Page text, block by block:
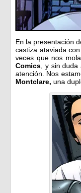
En la presentación
castiza ataviada
veces que nos
Comics, y sin duda
atención. Nos
Montclare, una